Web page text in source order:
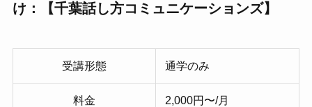
け：【千葉話し方コミュニケーションズ】
受講形態 通学のみ
料金 2,000円〜/月